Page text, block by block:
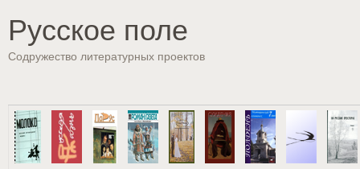
Русское поле
Содружество литературных проектов